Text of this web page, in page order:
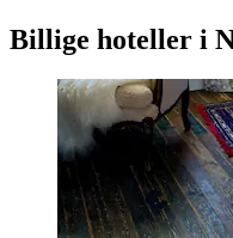
Billige hoteller i